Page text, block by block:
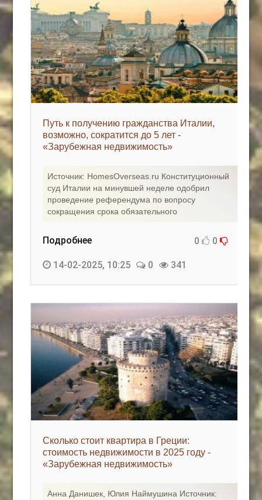
Путь к получению гражданства Италии,
возможно, сократится до 5 лет -
«Зарубежная недвижимость»
Источник: HomesOverseas.ru Конституционный
суд Италии на минувшей неделе одобрил
проведение референдума по вопросу
сокращения срока обязательного
Подробнее 0 0
14-02-2025, 10:25 0 341
Сколько стоит квартира в Греции:
стоимость недвижимости в 2025 году -
«Зарубежная недвижимость»
Анна Данишек, Юлия Наймушина Источник: